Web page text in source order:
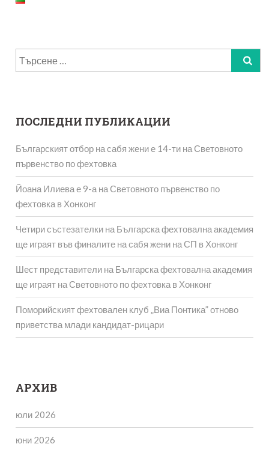
Търсене
за:
ПОСЛЕДНИ ПУБЛИКАЦИИ
Българският отбор на сабя жени е 14-ти на Световното
първенство по фехтовка
Йоана Илиева е 9-а на Световното първенство по
фехтовка в Хонконг
Четири състезателки на Българска фехтовална академия
ще играят във финалите на сабя жени на СП в Хонконг
Шест представители на Българска фехтовална академия
ще играят на Световното по фехтовка в Хонконг
Поморийският фехтовален клуб „Виа Понтика” отново
приветства млади кандидат-рицари
АРХИВ
юли 2026
юни 2026